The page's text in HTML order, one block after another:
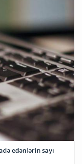
edənlərin sayı